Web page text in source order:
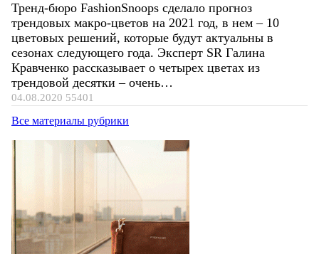
Тренд-бюро FashionSnoops сделало прогноз
трендовых макро-цветов на 2021 год, в нем – 10
цветовых решений, которые будут актуальны в
сезонах следующего года. Эксперт SR Галина
Кравченко рассказывает о четырех цветах из
трендовой десятки – очень…
04.08.2020 55401
Все материалы рубрики